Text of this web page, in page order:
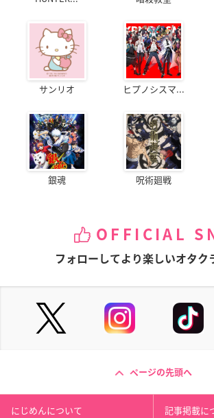
サンリオ ヒプノシスマ...
銀魂 呪術廻戦
OFFICIAL
フォローしてより楽しいオタク
ページの先頭へ
にじめんについて 記事掲載に